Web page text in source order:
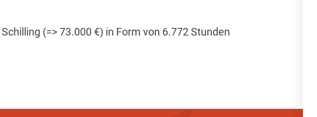
(=> 73.000 €) in Form von 6.772 Stunden